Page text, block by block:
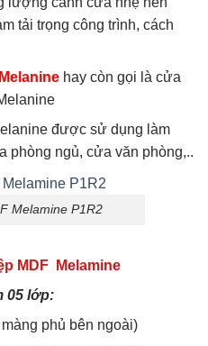
tải trọng công trình, cách
hay còn gọi là cửa
được sử dụng làm
phòng ngủ, cửa văn phòng,..
Melamine P1R2
MDF Melamine
05 lớp:
phủ bên ngoài)